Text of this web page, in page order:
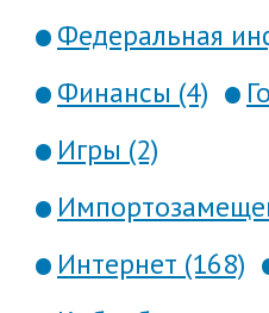
Федеральная
Финансы (4)
Игры (2)
Интернет (168)